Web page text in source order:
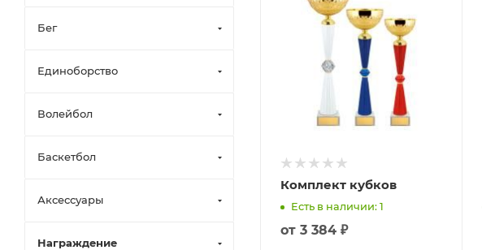
Комплект кубков
Есть в наличии: 1
от 3 384 ₽
Бег
Единоборство
Волейбол
Баскетбол
Аксессуары
Награждение